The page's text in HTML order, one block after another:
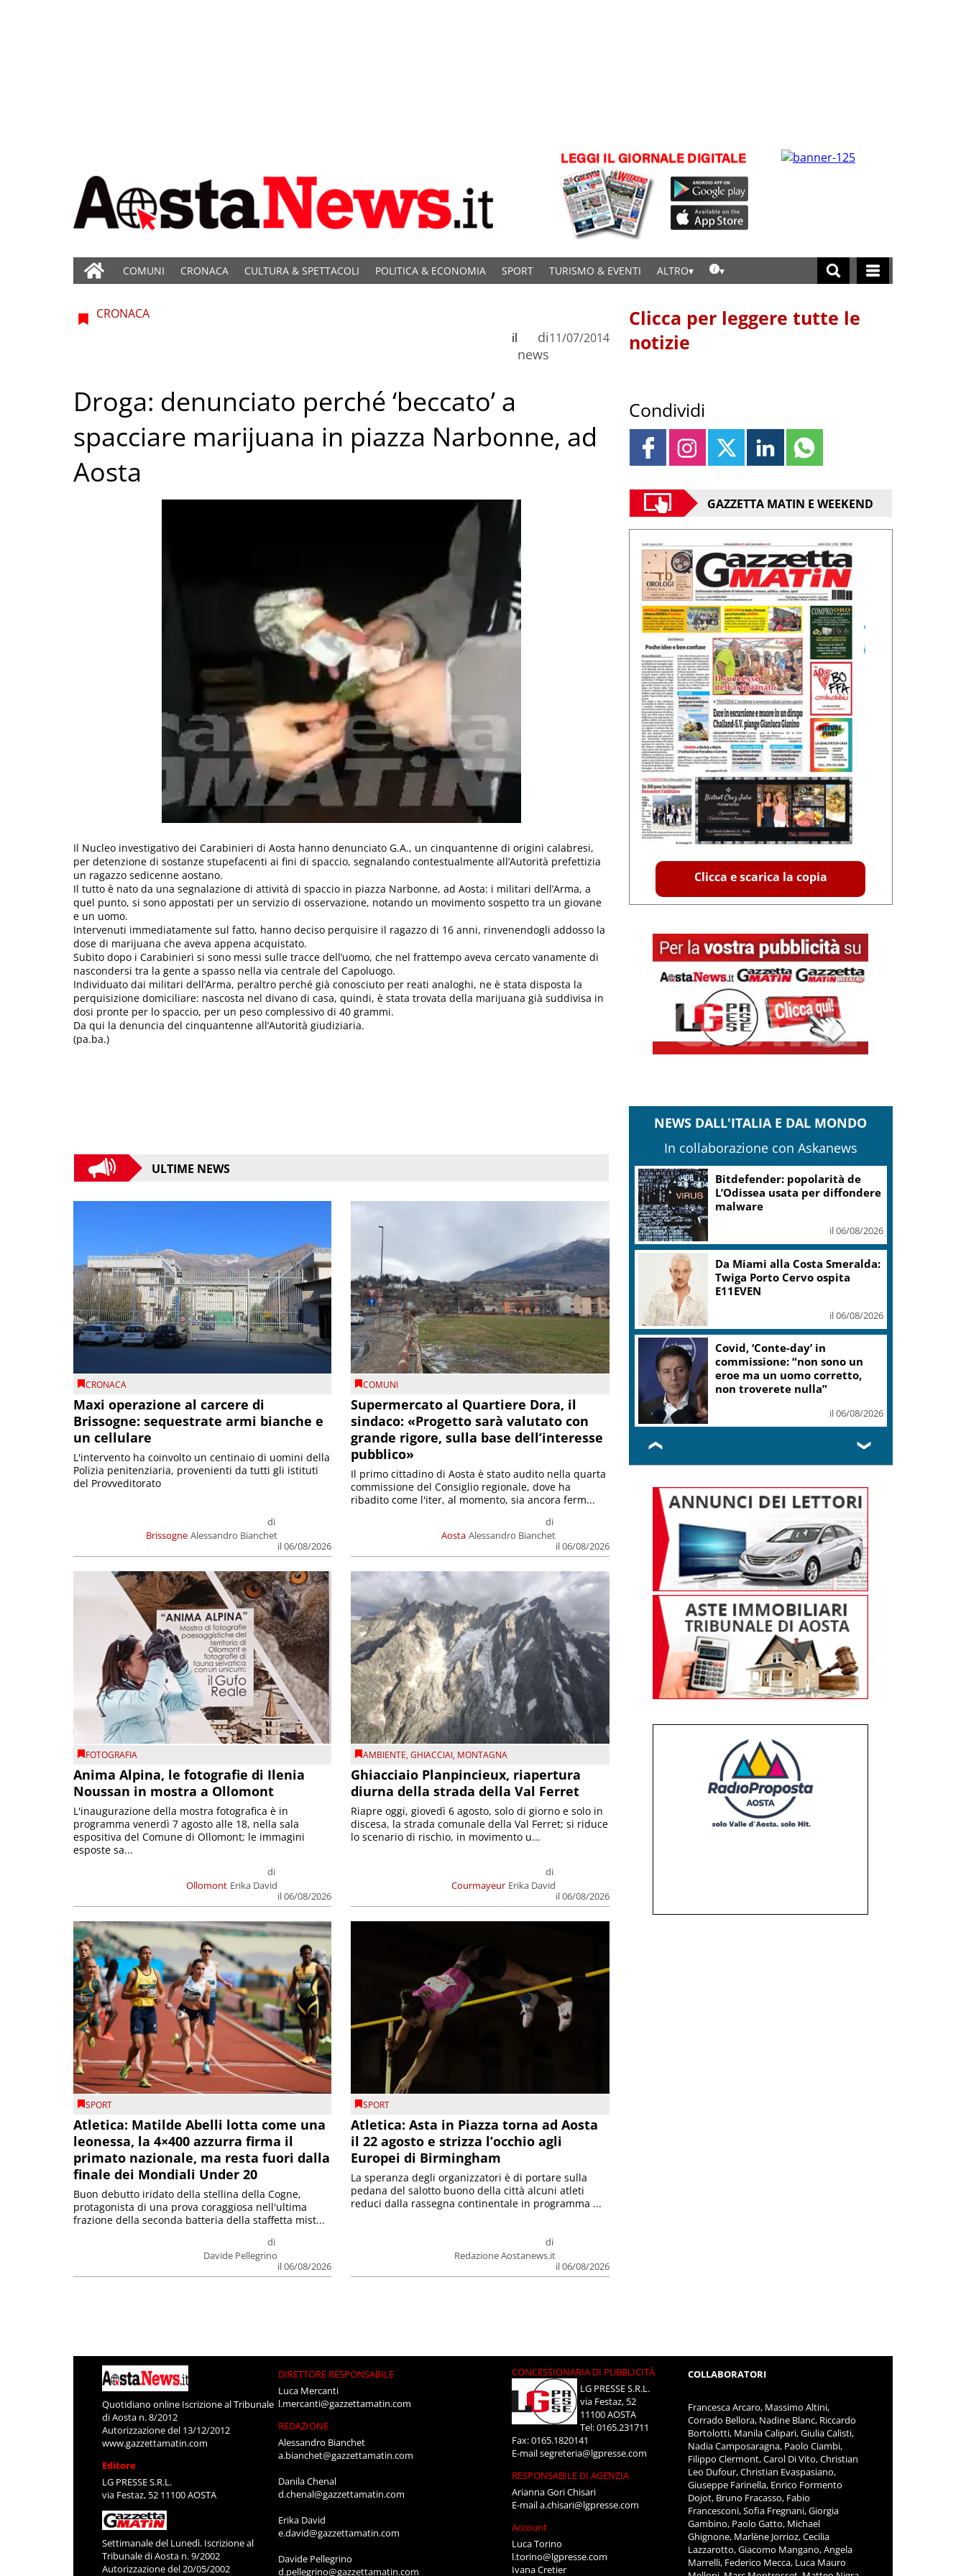
COMUNI CRONACA CULTURA & SPETTACOLI POLITICA & ECONOMIA SPORT TURISMO & EVENTI ALTRO
CRONACA
di
news
il 11/07/2014
Droga: denunciato perché ‘beccato’ a
spacciare marijuana in piazza Narbonne, ad
Aosta
Il Nucleo investigativo dei Carabinieri di Aosta hanno denunciato G.A., un cinquantenne di origini calabresi,
per detenzione di sostanze stupefacenti ai fini di spaccio, segnalando contestualmente all’Autorità prefettizia
un ragazzo sedicenne aostano.
Il tutto è nato da una segnalazione di attività di spaccio in piazza Narbonne, ad Aosta: i militari dell’Arma, a
quel punto, si sono appostati per un servizio di osservazione, notando un movimento sospetto tra un giovane
e un uomo.
Intervenuti immediatamente sul fatto, hanno deciso perquisire il ragazzo di 16 anni, rinvenendogli addosso la
dose di marijuana che aveva appena acquistato.
Subito dopo i Carabinieri si sono messi sulle tracce dell’uomo, che nel frattempo aveva cercato vanamente di
nascondersi tra la gente a spasso nella via centrale del Capoluogo.
Individuato dai militari dell’Arma, peraltro perché già conosciuto per reati analoghi, ne è stata disposta la
perquisizione domiciliare: nascosta nel divano di casa, quindi, è stata trovata della marijuana già suddivisa in
dosi pronte per lo spaccio, per un peso complessivo di 40 grammi.
Da qui la denuncia del cinquantenne all’Autorità giudiziaria.
(pa.ba.)
ULTIME NEWS
CRONACA
Maxi operazione al carcere di
Brissogne: sequestrate armi bianche e
un cellulare
Brissogne
di
Alessandro Bianchet
il 06/08/2026
L'intervento ha coinvolto un centinaio di uomini della
Polizia penitenziaria, provenienti da tutti gli istituti
del Provveditorato
COMUNI
Supermercato al Quartiere Dora, il
sindaco: «Progetto sarà valutato con
grande rigore, sulla base dell’interesse
pubblico»
Aosta
di
Alessandro Bianchet
il 06/08/2026
Il primo cittadino di Aosta è stato audito nella quarta
commissione del Consiglio regionale, dove ha
ribadito come l'iter, al momento, sia ancora ferm...
FOTOGRAFIA
Anima Alpina, le fotografie di Ilenia
Noussan in mostra a Ollomont
Ollomont
di
Erika David
il 06/08/2026
L'inaugurazione della mostra fotografica è in
programma venerdì 7 agosto alle 18, nella sala
espositiva del Comune di Ollomont; le immagini
esposte sa...
AMBIENTE,GHIACCIAI, MONTAGNA
Ghiacciaio Planpincieux, riapertura
diurna della strada della Val Ferret
Courmayeur
di
Erika David
il 06/08/2026
Riapre oggi, giovedì 6 agosto, solo di giorno e solo in
discesa, la strada comunale della Val Ferret; si riduce
lo scenario di rischio, in movimento u...
SPORT
Atletica: Matilde Abelli lotta come una
leonessa, la 4×400 azzurra firma il
primato nazionale, ma resta fuori dalla
finale dei Mondiali Under 20
di
Davide Pellegrino
il 06/08/2026
Buon debutto iridato della stellina della Cogne,
protagonista di una prova coraggiosa nell'ultima
frazione della seconda batteria della staffetta mist...
SPORT
Atletica: Asta in Piazza torna ad Aosta
il 22 agosto e strizza l’occhio agli
Europei di Birmingham
di
Redazione Aostanews.it
il 06/08/2026
La speranza degli organizzatori è di portare sulla
pedana del salotto buono della città alcuni atleti
reduci dalla rassegna continentale in programma ...
Clicca per leggere tutte le
notizie
Condividi
GAZZETTA MATIN E WEEKEND
Clicca e scarica la copia
NEWS DALL'ITALIA E DAL MONDO
In collaborazione con Askanews
Bitdefender: popolarità de
L’Odissea usata per diffondere
malware
il 06/08/2026
Da Miami alla Costa Smeralda:
Twiga Porto Cervo ospita
E11EVEN
il 06/08/2026
Covid, ‘Conte-day’ in
commissione: “non sono un
eroe ma un uomo corretto,
non troverete nulla”
il 06/08/2026
❮ ❯
Quotidiano online Iscrizione al Tribunale
di Aosta n. 8/2012
Autorizzazione del 13/12/2012
www.gazzettamatin.com
Editore
LG PRESSE S.R.L.
via Festaz, 52 11100 AOSTA
Settimanale del Lunedì. Iscrizione al
Tribunale di Aosta n. 9/2002
Autorizzazione del 20/05/2002
DIRETTORE RESPONSABILE
Luca Mercanti
l.mercanti@gazzettamatin.com
REDAZIONE
Alessandro Bianchet
a.bianchet@gazzettamatin.com
Danila Chenal
d.chenal@gazzettamatin.com
Erika David
e.david@gazzettamatin.com
Davide Pellegrino
d.pellegrino@gazzettamatin.com
CONCESSIONARIA DI PUBBLICITÀ
LG PRESSE S.R.L.
via Festaz, 52
11100 AOSTA
Tel: 0165.231711
Fax: 0165.1820141
E-mailsegreteria@lgpresse.com
RESPONSABILE DI AGENZIA
Arianna Gori Chisari
E-maila.chisari@lgpresse.com
Account
Luca Torino
l.torino@lgpresse.com
Ivana Cretier
COLLABORATORI
Francesca Arcaro, Massimo Altini,
Corrado Bellora, Nadine Blanc, Riccardo
Bortolotti, Manila Calipari, Giulia Calisti,
Nadia Camposaragna, Paolo Ciambi,
Filippo Clermont, Carol Di Vito, Christian
Leo Dufour, Christian Evaspasiano,
Giuseppe Farinella, Enrico Formento
Dojot, Bruno Fracasso, Fabio
Francesconi, Sofia Fregnani, Giorgia
Gambino, Paolo Gatto, Michael
Ghignone, Marlène Jorrioz, Cecilia
Lazzarotto, Giacomo Mangano, Angela
Marrelli, Federico Mecca, Luca Mauro